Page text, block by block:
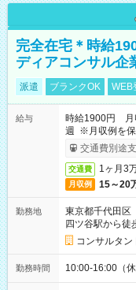
完全在宅＊時給
ディアコンサル企
派遣 ブランクOK WEB
給与
時給1900円 月
週 ※月収例を保
ービス利用可（
交通費別途
交通費 1ヶ月3
月収例 15～20
勤務地
東京都千代田区
四ツ谷駅から徒
コンサルタン
勤務時間 10:00-16:00（